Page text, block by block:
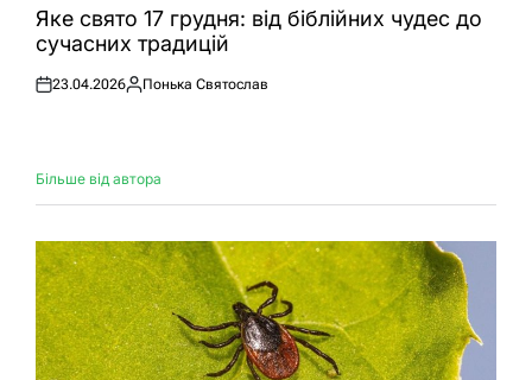
УЯке свято 17 грудня: від біблійних чудес до
сучасних традицій
Оприлюднено
23.04.2026
Опубліковано
Понька Святослав
Більше від автора